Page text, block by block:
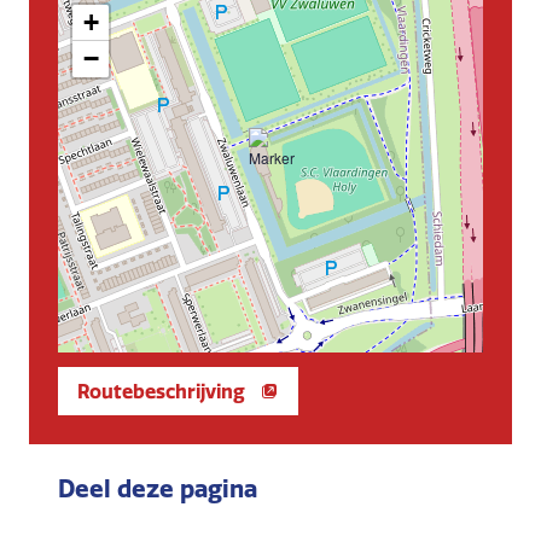
+
−
Routebeschrijving
Deel deze pagina